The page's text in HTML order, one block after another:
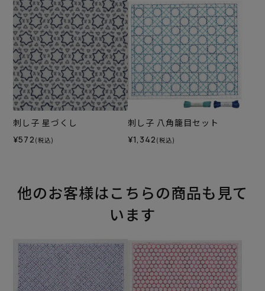
刺し子 星づくし
¥572 (税込)
刺し子 八角籠目セット
¥1,342 (税込)
他のお客様はこちらの商品も見て
います